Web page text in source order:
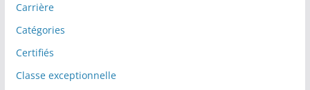
Carrière
Catégories
Certifiés
Classe exceptionnelle